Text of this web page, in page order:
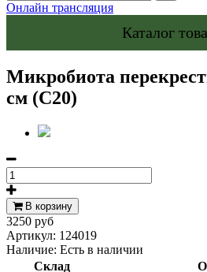
Онлайн трансляция
Каталог
Микробиота
см (С20)
В корзину
3250 руб
Артикул: 124019
Наличие: Есть в наличии
Склад